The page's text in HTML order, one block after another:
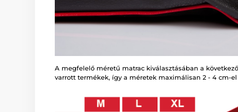
A megfelelő méretű matrac kiválasztásában a
varrott termékek, így a méretek maximálisan 2 - 4 cm-